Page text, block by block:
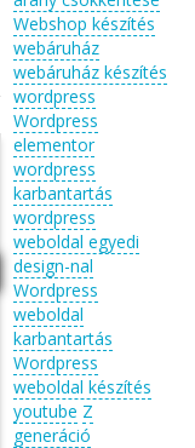
Webshop készítés
webáruház
webáruház készítés
wordpress
Wordpress
elementor
wordpress
karbantartás
wordpress
weboldal egyedi
design-nal
Wordpress
weboldal
karbantartás
Wordpress
weboldal készítés
youtube Z
generáció